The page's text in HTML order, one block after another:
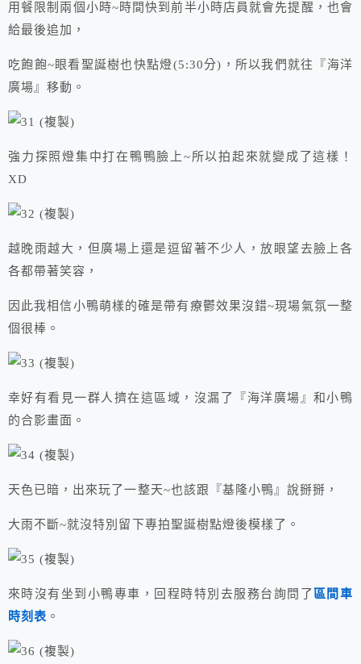
用餐限制兩個小時~時間快到前半小時店員就會先提醒，也會
給最後追加，
吃飽飽~眼看聖誕樹也快點燈(5:30分)，所以我們就往『海洋
廣場』移動。
強力探照燈集中打在鴨鴨臉上~所以拍起來就變成了這樣！
XD
越晚雨越大，但廣場上還是逗留著不少人，放眼望去臉上各
各都帶著笑容，
因此我相信小鴨萌樣的確是帶有療鬱效果沒錯~現場氣氛一整
個很棒。
幸好有看見一群人擠在這區域，沒漏了『海洋廣場』和小鴨
的合影畫面。
天色已暗，出來玩了一整天~也該跟『基隆小鴨』說掰掰，
大雨不斷~就沒特別留下專拍聖誕樹點燈後模樣了。
來時沒有坐到小鴨專車，回程時特別去服務台詢問了 區間車
時刻表 。